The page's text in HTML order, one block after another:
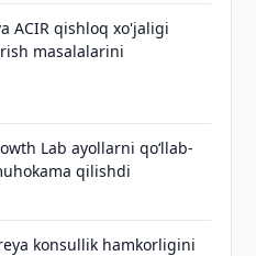
ACIR qishloq xo'jaligi
masalalarini
Lab ayollarni qoʻllab-
qilishdi
konsullik hamkorligini